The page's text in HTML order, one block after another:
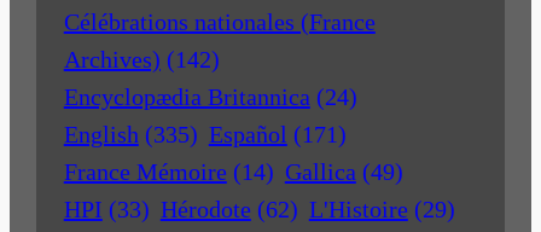
Célébrations nationales (France
Archives) (142)
Encyclopædia Britannica (24)
English (335) Español (171)
France Mémoire (14) Gallica (49)
HPI (33) Hérodote (62) L'Histoire (29)